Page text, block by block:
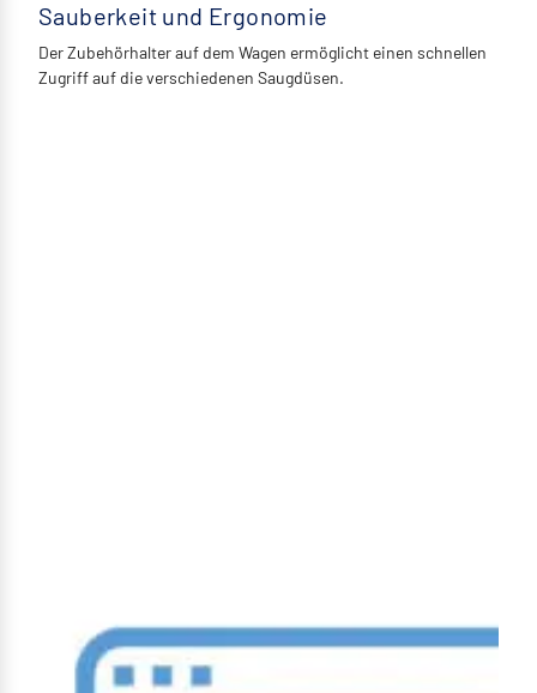
Sauberkeit und Ergonomie
Der Zubehörhalter auf dem Wagen ermöglicht einen schnellen
Zugriff auf die verschiedenen Saugdüsen.